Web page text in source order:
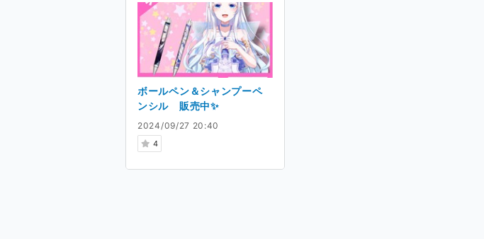
2024/09/27 20:40
4
ボールペン＆シャンプーペ
ンシル 販売中✨